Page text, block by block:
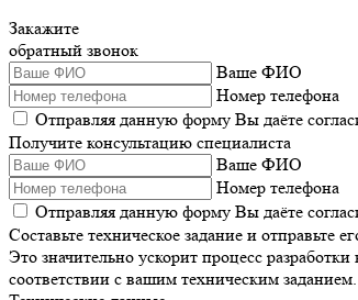
Закажите
обратный звонок
Ваше ФИО
Номер телефона
Отправляя данную форму Вы даёте
Получите консультацию специалиста
Ваше ФИО
Номер телефона
Отправляя данную форму Вы даёте
Составьте техническое задание и отправьте
Это значительно ускорит процесс
соответствии с вашим техническим заданием.